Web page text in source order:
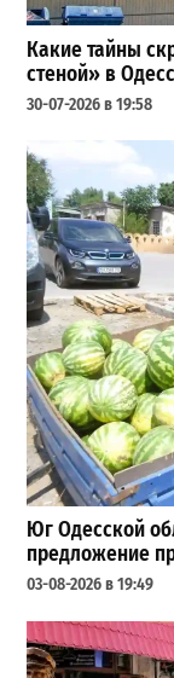
Какие тайны
стеной» в
30-07-2026 в 19:58
Юг Одесской
предложение
03-08-2026 в 19:49